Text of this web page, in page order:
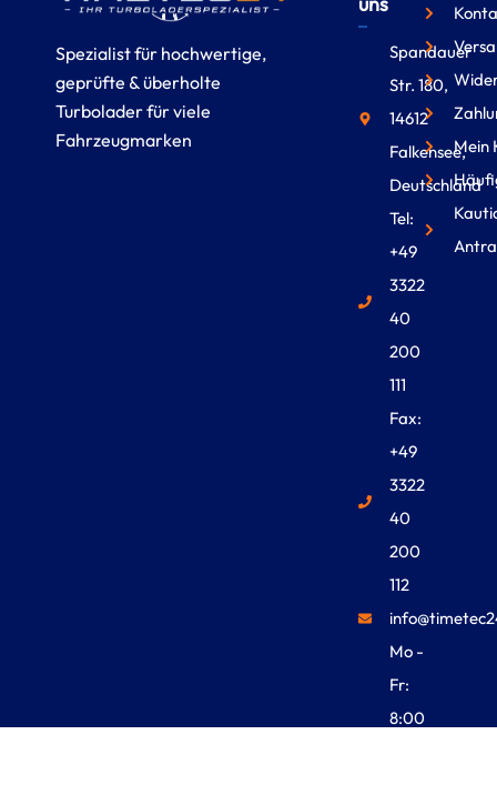
Spezialist für hochwertige,
geprüfte & überholte
Turbolader für viele
Fahrzeugmarken
Spandauer
Str. 180,
14612
Falkensee,
Deutschland
Tel:
+49
3322
40
200
111
Fax:
+49
3322
40
200
112
Mo -
Fr:
8:00
Mein